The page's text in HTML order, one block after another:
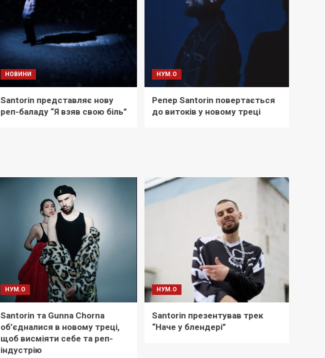
НОВИНИ
Santorin представляє нову
реп-баладу “Я взяв свою біль”
НУМ.О
Репер Santorin повертається
до витоків у новому треці
НУМ.О
Santorin та Gunna Chorna
об’єдналися в новому треці,
щоб висміяти себе та реп-
індустрію
НУМ.О
Santorin презентував трек
“Наче у блендері”